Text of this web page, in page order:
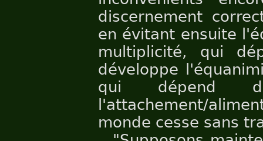
discernement
en évitant ensuite
multiplicité, qui
développe
qui dépend
l'attachement/
monde cesse sans